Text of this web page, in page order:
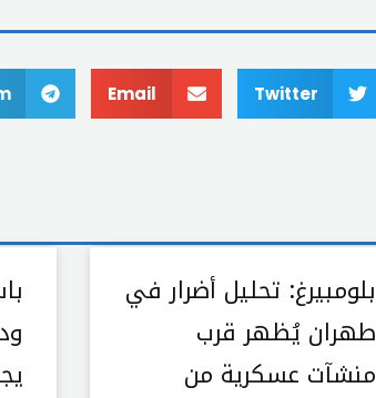
Twitter
Email
بلومبيرغ: تحليل أضرار في
طهران يُظهر قرب
منشآت عسكرية من